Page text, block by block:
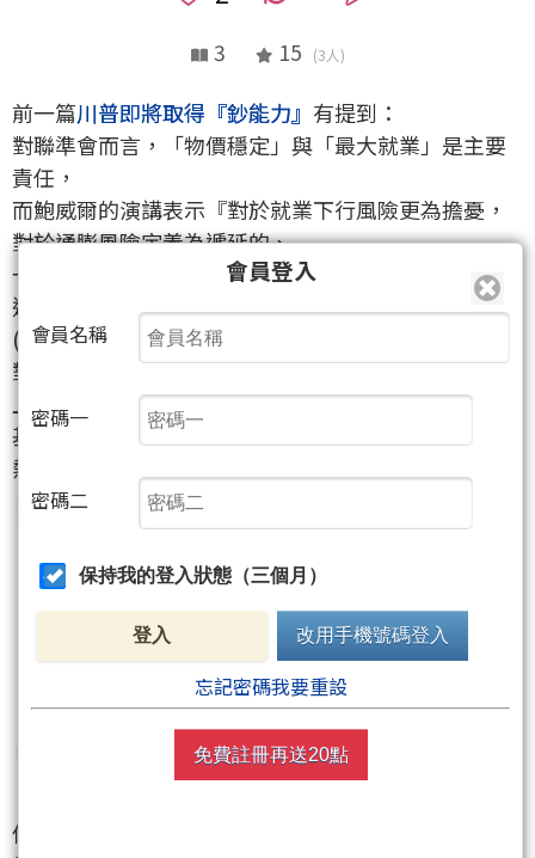
3 15 (3人)
前一篇川普即將取得『鈔能力』 有提到：
對聯準會而言，「物價穩定」與「最大就業」是主要
責任，
而鮑威爾的演講表示『對於就業下行風險更為擔憂，
對於通膨風險定義為遞延的、
一次性的價格水準上移』，
這已經代表鮑威爾已將就業風險
(經濟衰退風險)的排序放置通膨風險之前，
對他來說就業風險更為讓他擔心，
上週公佈的9月份2.2萬人非農就業人數實在太差，
基本上已經給了聯準會降息的充分理由，
熱錢集結的基本條件已然浮現。
但請留意，
會員登入
會員名稱
密碼一
密碼二
保持我的登入狀態（三個月）
登入 改用手機號碼登入
忘記密碼我要重設
免費註冊再送20點